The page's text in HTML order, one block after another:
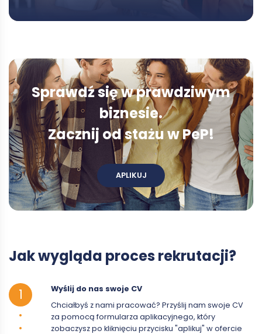
Sprawdź się w prawdziwym
biznesie.
Zacznij od stażu w PeP!
APLIKUJ
Jak wygląda proces rekrutacji?
Wyślij do nas swoje CV
Chciałbyś z nami pracować? Przyślij nam swoje CV
za pomocą formularza aplikacyjnego, który
zobaczysz po kliknięciu przycisku "aplikuj" w ofercie